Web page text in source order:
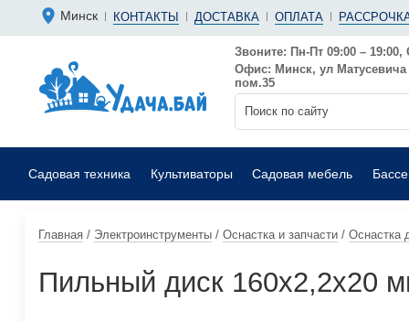
Минск КОНТАКТЫ ДОСТАВКА ОПЛАТА
Звоните: Пн-Пт 09:00 –
Офис: Минск, ул Матусевича
пом.35
Садовая техника
Аккумуляторные
Садовые воздуходувки Мойки
Культиваторы Садовая мебель
Болгарки
Главная / Электроинструменты / Оснастка и запчасти / Оснастка
Пильный диск 160х2,2х20